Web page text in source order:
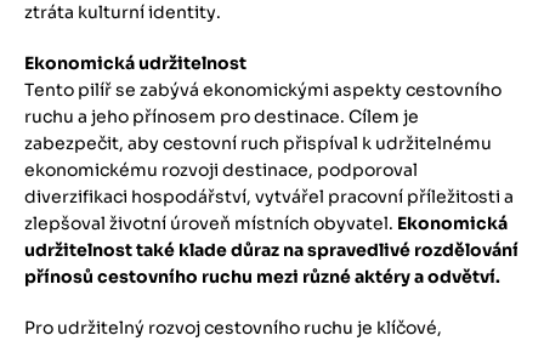
ztráta kulturní identity.
Ekonomická udržitelnost
Tento pilíř se zabývá ekonomickými aspekty cestovního
ruchu a jeho přínosem pro destinace. Cílem je
zabezpečit, aby cestovní ruch přispíval k udržitelnému
ekonomickému rozvoji destinace, podporoval
diverzifikaci hospodářství, vytvářel pracovní příležitosti a
zlepšoval životní úroveň místních obyvatel. Ekonomická
udržitelnost také klade důraz na spravedlivé rozdělování
přínosů cestovního ruchu mezi různé aktéry a odvětví.
Pro udržitelný rozvoj cestovního ruchu je klíčové,